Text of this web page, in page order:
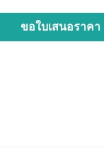
ขอใบเสนอราคา